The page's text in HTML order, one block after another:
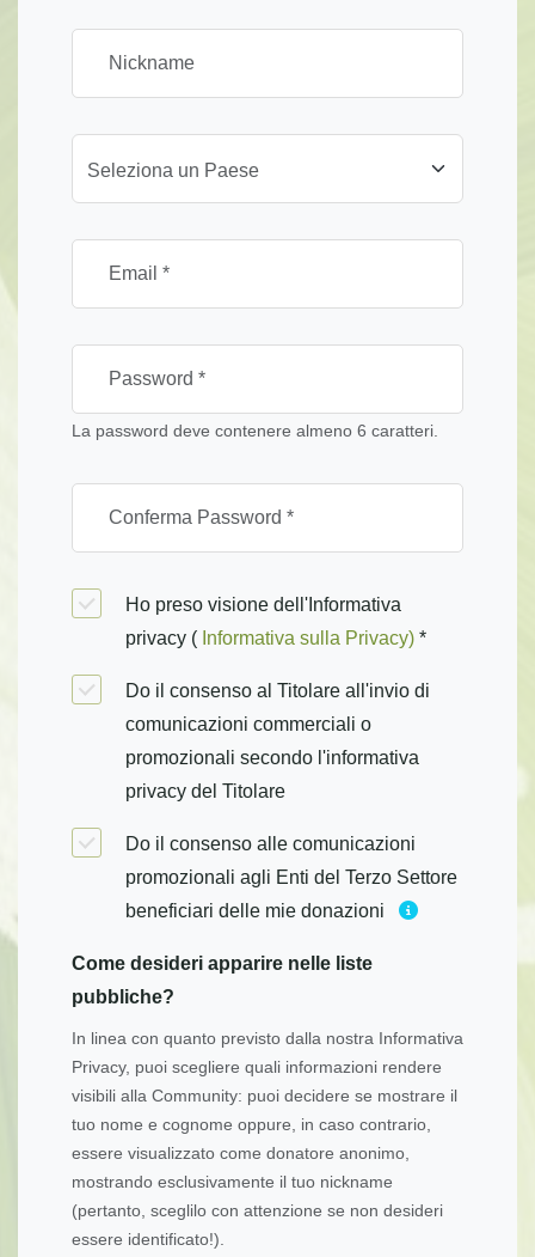
Seleziona un Paese
La password deve contenere almeno 6 caratteri.
Ho preso visione dell'Informativa
privacy ( Informativa sulla Privacy) *
Do il consenso al Titolare all'invio di
comunicazioni commerciali o
promozionali secondo l'informativa
privacy del Titolare
Do il consenso alle comunicazioni
promozionali agli Enti del Terzo Settore
beneficiari delle mie donazioni
Come desideri apparire nelle liste
pubbliche?
In linea con quanto previsto dalla nostra Informativa
Privacy, puoi scegliere quali informazioni rendere
visibili alla Community: puoi decidere se mostrare il
tuo nome e cognome oppure, in caso contrario,
essere visualizzato come donatore anonimo,
mostrando esclusivamente il tuo nickname
(pertanto, sceglilo con attenzione se non desideri
essere identificato!).